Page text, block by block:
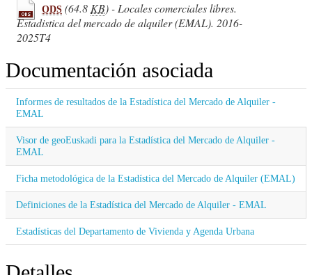
ODS (64.8KB) - Locales comerciales libres.
Estadistica del mercado de alquiler (EMAL). 2016-
2025T4
Documentación asociada
Informes de resultados de la Estadística del Mercado de Alquiler -
EMAL
Visor de geoEuskadi para la Estadística del Mercado de Alquiler -
EMAL
Ficha metodológica de la Estadística del Mercado de Alquiler (EMAL)
Definiciones de la Estadística del Mercado de Alquiler - EMAL
Estadísticas del Departamento de Vivienda y Agenda Urbana